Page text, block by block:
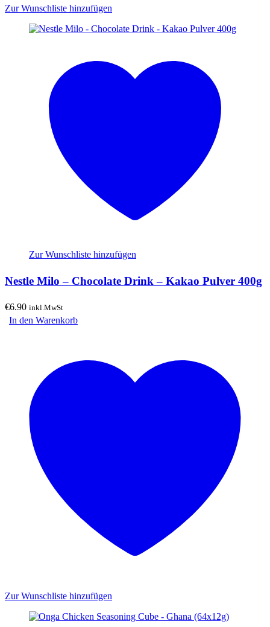
Zur Wunschliste hinzufügen
Zur Wunschliste hinzufügen
Nestle Milo – Chocolate Drink – Kakao Pulver 400g
€6.90 inkl.MwSt
In den Warenkorb
Zur Wunschliste hinzufügen